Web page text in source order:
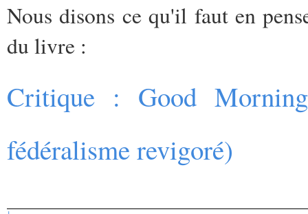
Nous disons ce qu'il faut en
du livre :
Critique : Good
fédéralisme revigoré)